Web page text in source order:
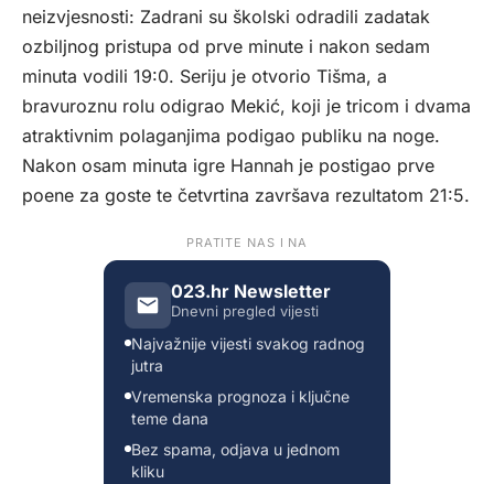
neizvjesnosti: Zadrani su školski odradili zadatak
ozbiljnog pristupa od prve minute i nakon sedam
minuta vodili 19:0. Seriju je otvorio Tišma, a
bravuroznu rolu odigrao Mekić, koji je tricom i dvama
atraktivnim polaganjima podigao publiku na noge.
Nakon osam minuta igre Hannah je postigao prve
poene za goste te četvrtina završava rezultatom 21:5.
PRATITE NAS I NA
023.hr Newsletter
Dnevni pregled vijesti
Najvažnije vijesti svakog radnog
jutra
Vremenska prognoza i ključne
teme dana
Bez spama, odjava u jednom
kliku